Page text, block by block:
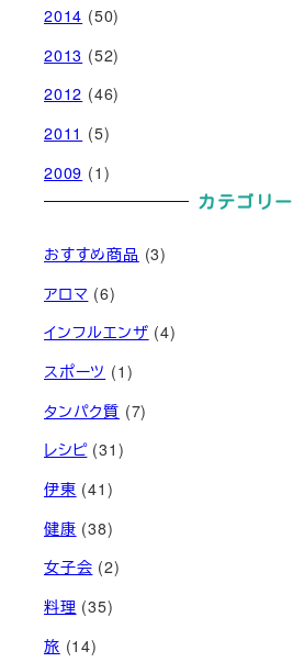
2014 (50)
2013 (52)
2012 (46)
2011 (5)
2009 (1)
カテゴリー
おすすめ商品 (3)
アロマ (6)
インフルエンザ (4)
スポーツ (1)
タンパク質 (7)
レシピ(31)
伊東 (41)
健康 (38)
女子会 (2)
料理 (35)
旅 (14)